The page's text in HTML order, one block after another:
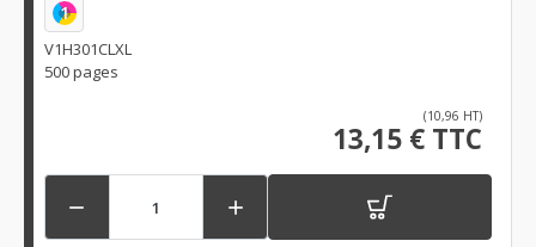
1
V1H301CLXL
500 pages
(10,96 HT)
13,15 € TTC
 